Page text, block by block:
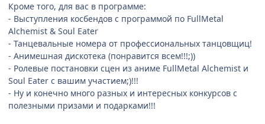
Кроме того, для вас в программе:
- Выступления косбендов с программой по FullMetal
Alchemist & Soul Eater
- Танцевальные номера от профессиональных танцовщиц!
- Анимешная дискотека (понравится всем!!!;))
- Ролевые постановки сцен из аниме FullMetal Alchemist и
Soul Eater с вашим участием;)!!!
- Ну и конечно много разных и интересных конкурсов с
полезными призами и подарками!!!